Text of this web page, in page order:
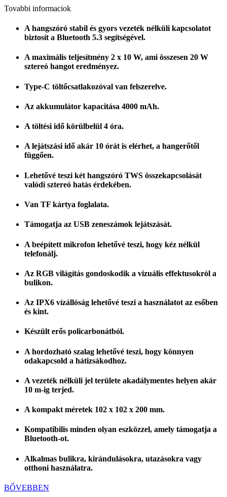
Tovabbi informaciok
A hangszóró stabil és gyors vezeték nélküli kapcsolatot
biztosít a Bluetooth 5.3 segítségével.
A maximális teljesítmény 2 x 10 W, ami összesen 20 W
sztereó hangot eredményez.
Type-C töltőcsatlakozóval van felszerelve.
Az akkumulátor kapacitása 4000 mAh.
A töltési idő körülbelül 4 óra.
A lejátszási idő akár 10 órát is elérhet, a hangerőtől
függően.
Lehetővé teszi két hangszóró TWS összekapcsolását
valódi sztereó hatás érdekében.
Van TF kártya foglalata.
Támogatja az USB zeneszámok lejátszását.
A beépített mikrofon lehetővé teszi, hogy kéz nélkül
telefonálj.
Az RGB világítás gondoskodik a vizuális effektusokról a
bulikon.
Az IPX6 vízállóság lehetővé teszi a használatot az esőben
és kint.
Készült erős policarbonátból.
A hordozható szalag lehetővé teszi, hogy könnyen
odakapcsold a hátizsákodhoz.
A vezeték nélküli jel területe akadálymentes helyen akár
10 m-ig terjed.
A kompakt méretek 102 x 102 x 200 mm.
Kompatibilis minden olyan eszközzel, amely támogatja a
Bluetooth-ot.
Alkalmas bulikra, kirándulásokra, utazásokra vagy
otthoni használatra.
BŐVEBBEN